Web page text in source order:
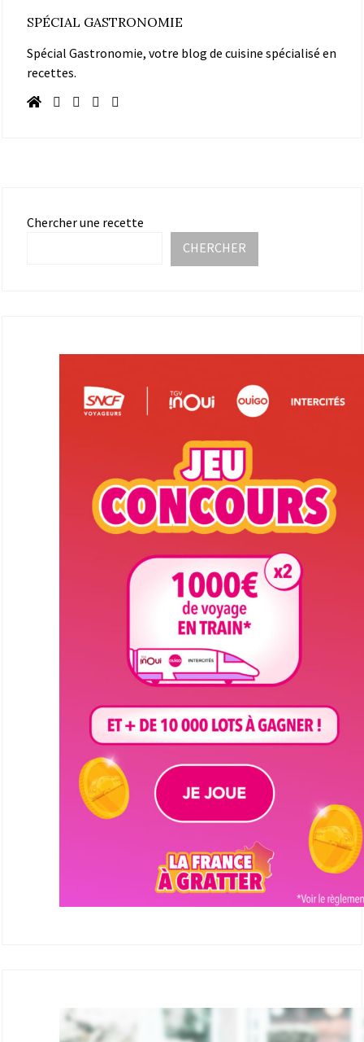
SPÉCIAL GASTRONOMIE
Spécial Gastronomie, votre blog de cuisine spécialisé en
recettes.
Chercher une recette
CHERCHER